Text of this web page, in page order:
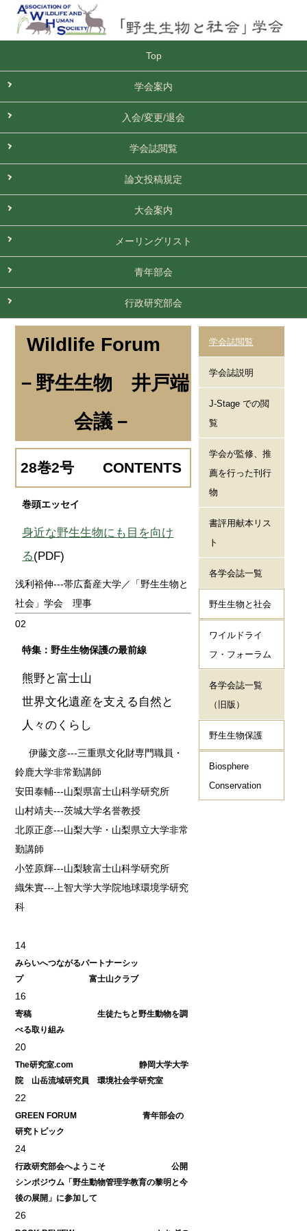
Top
学会案内
入会/変更/退会
学会誌閲覧
論文投稿規定
大会案内
メーリングリスト
青年部会
行政研究部会
Wildlife Forum
－野生生物 井戸端
会議－
28巻2号 CONTENTS
巻頭エッセイ
身近な野生生物にも目を向け
る(PDF)
浅利裕伸---帯広畜産大学／「野生生物と
社会」学会 理事
02
特集：野生生物保護の最前線
熊野と富士山
世界文化遺産を支える自然と
人々のくらし
伊藤文彦---三重県文化財専門職員・
鈴鹿大学非常勤講師
安田泰輔---山梨県富士山科学研究所
山村靖夫---茨城大学名誉教授
北原正彦---山梨大学・山梨県立大学非常
勤講師
小笠原輝---山梨験富士山科学研究所
織朱實---上智大学大学院地球環境学研究
科
14
みらいへつながるパートナーシッ
プ 富士山クラブ
16
寄稿 生徒たちと野生動物を調
べる取り組み
20
The研究室.com 静岡大学大学
院 山岳流域研究員 環境社会学研究室
22
GREEN FORUM 青年部会の
研究トピック
24
行政研究部会へようこそ 公開
シンポジウム「野生動物管理学教育の黎明と今
後の展開」に参加して
26
学会誌閲覧
学会誌説明
J-Stage での閲
覧
学会が監修、推
薦を行った刊行
物
書評用献本リス
ト
各学会誌一覧
野生生物と社会
ワイルドライ
フ・フォーラム
各学会誌一覧
（旧版）
野生生物保護
Biosphere
Conservation